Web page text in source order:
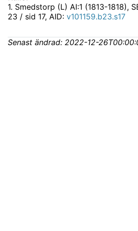
1. Smedstorp (L) AI:1 (1813-1818),
23 / sid 17, AID: v101159.b23.s17
Senast ändrad: 2022-12-